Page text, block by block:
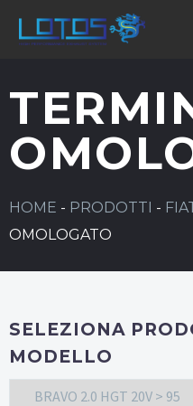
HOME - PRODOTTI -
OMOLOGATO
SELEZIONA
MODELLO
BRAVO 2.0 HGT 20V > 95